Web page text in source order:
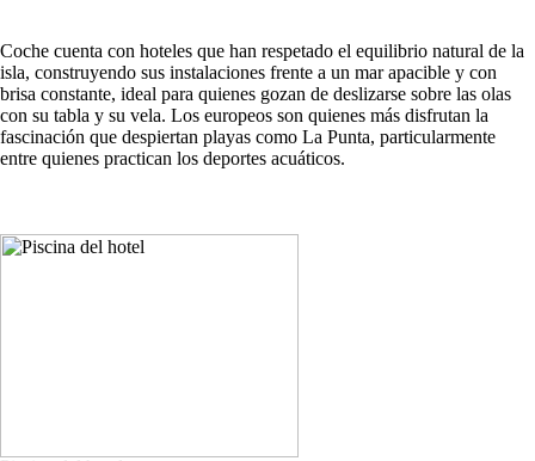
Coche cuenta con hoteles que han respetado el equilibrio natural de la
isla, construyendo sus instalaciones frente a un mar apacible y con
brisa constante, ideal para quienes gozan de deslizarse sobre las olas
con su tabla y su vela. Los europeos son quienes más disfrutan la
fascinación que despiertan playas como La Punta, particularmente
entre quienes practican los deportes acuáticos.